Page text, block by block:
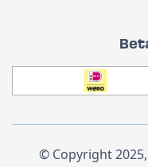
© Copyright